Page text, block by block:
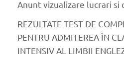
Anunt vizualizare lucrari si
REZULTATE TEST DE
PENTRU ADMITEREA ÎN
INTENSIV AL LIMBII